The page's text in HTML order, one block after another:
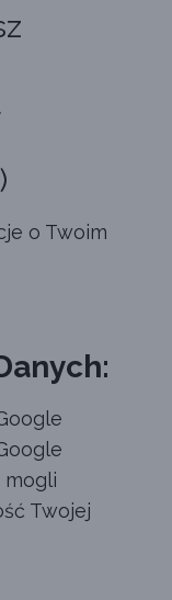
o Twoim
mogli
Twojej